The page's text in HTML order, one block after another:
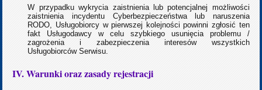
W przypadku wykrycia zaistnienia lub potencjalnej możliwości
zaistnienia incydentu Cyberbezpieczeństwa lub naruszenia
RODO, Usługobiorcy w pierwszej kolejności powinni zgłosić ten
fakt Usługodawcy w celu szybkiego usunięcia problemu /
zagrożenia i zabezpieczenia interesów wszystkich
Usługobiorców Serwisu.
IV. Warunki oraz zasady rejestracji